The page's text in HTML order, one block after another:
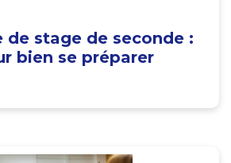
de stage de seconde :
bien se préparer